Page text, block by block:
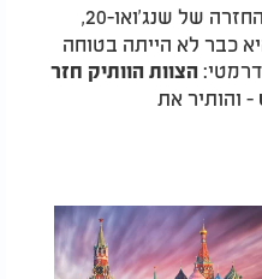
פגעה בקפסולת החזרה של שנג'ואו-20,
כבר לא הייתה בטוחה
הצוות הוותיק חזר
- והותיר את